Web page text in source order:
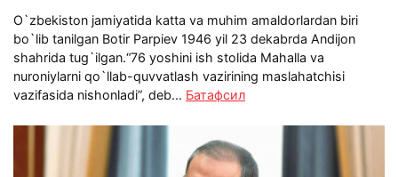
O`zbekiston jamiyatida katta va muhim amaldorlardan biri
bo`lib tanilgan Botir Parpiev 1946 yil 23 dekabrda Andijon
shahrida tug`ilgan.“76 yoshini ish stolida Mahalla va
nuroniylarni qo`llab-quvvatlash vazirining maslahatchisi
vazifasida nishonladi”, deb... Батафсил